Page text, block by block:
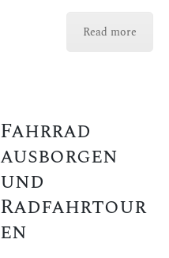
Read more
Fahrrad
ausborgen
und
Radfahrtour
en